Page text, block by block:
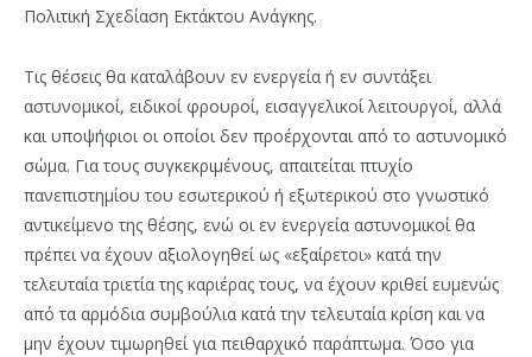
Πολιτική Σχεδίαση Εκτάκτου Ανάγκης.
Τις θέσεις θα καταλάβουν εν ενεργεία ή εν συντάξει
αστυνομικοί, ειδικοί φρουροί, εισαγγελικοί λειτουργοί, αλλά
και υποψήφιοι οι οποίοι δεν προέρχονται από το αστυνομικό
σώμα. Για τους συγκεκριμένους, απαιτείται πτυχίο
πανεπιστημίου του εσωτερικού ή εξωτερικού στο γνωστικό
αντικείμενο της θέσης, ενώ οι εν ενεργεία αστυνομικοί θα
πρέπει να έχουν αξιολογηθεί ως «εξαίρετοι» κατά την
τελευταία τριετία της καριέρας τους, να έχουν κριθεί ευμενώς
από τα αρμόδια συμβούλια κατά την τελευταία κρίση και να
μην έχουν τιμωρηθεί για πειθαρχικό παράπτωμα. Όσο για